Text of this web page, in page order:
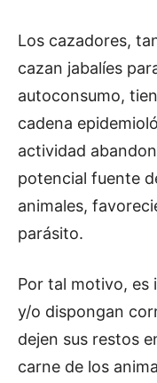
Los cazadores,
cazan jabalíes
autoconsumo,
cadena
actividad
potencial fuente
animales,
parásito.
Por tal motivo, es
y/o dispongan
dejen sus restos
carne de los